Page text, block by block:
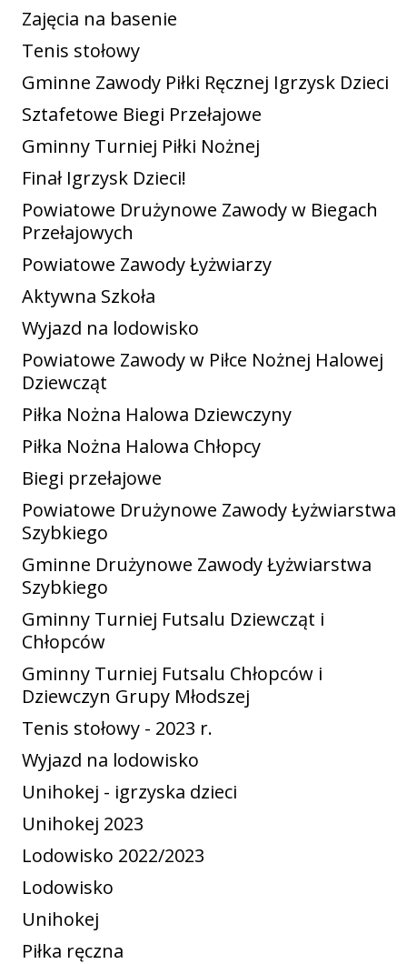
Zajęcia na basenie
Tenis stołowy
Gminne Zawody Piłki Ręcznej Igrzysk Dzieci
Sztafetowe Biegi Przełajowe
Gminny Turniej Piłki Nożnej
Finał Igrzysk Dzieci!
Powiatowe Drużynowe Zawody w Biegach
Przełajowych
Powiatowe Zawody Łyżwiarzy
Aktywna Szkoła
Wyjazd na lodowisko
Powiatowe Zawody w Piłce Nożnej Halowej
Dziewcząt
Piłka Nożna Halowa Dziewczyny
Piłka Nożna Halowa Chłopcy
Biegi przełajowe
Powiatowe Drużynowe Zawody Łyżwiarstwa
Szybkiego
Gminne Drużynowe Zawody Łyżwiarstwa
Szybkiego
Gminny Turniej Futsalu Dziewcząt i
Chłopców
Gminny Turniej Futsalu Chłopców i
Dziewczyn Grupy Młodszej
Tenis stołowy - 2023 r.
Wyjazd na lodowisko
Unihokej - igrzyska dzieci
Unihokej 2023
Lodowisko 2022/2023
Lodowisko
Unihokej
Piłka ręczna